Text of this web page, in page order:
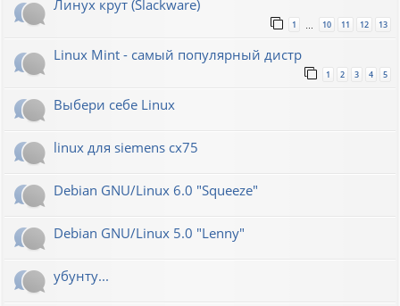
Линух крут (Slackware)
1 … 10 11 12 13
Linux Mint - самый популярный дистр
1 2 3 4 5
Выбери себе Linux
linux для siemens cx75
Debian GNU/Linux 6.0 "Squeeze"
Debian GNU/Linux 5.0 "Lenny"
убунту...